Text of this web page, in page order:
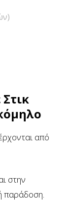
από
στην
παράδοση.